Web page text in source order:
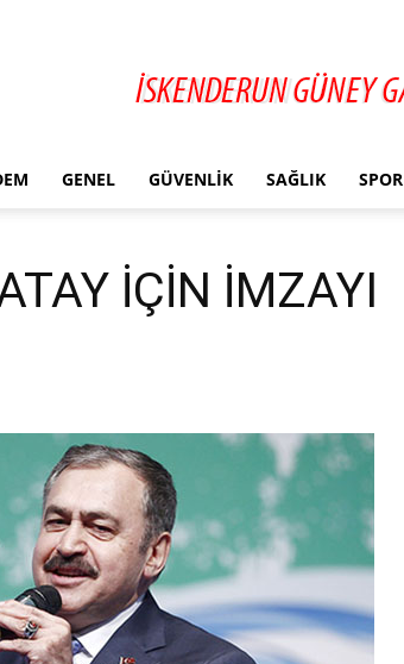
GENEL GÜVENLIK SAĞLIK SPOR
İÇİN İMZAYI